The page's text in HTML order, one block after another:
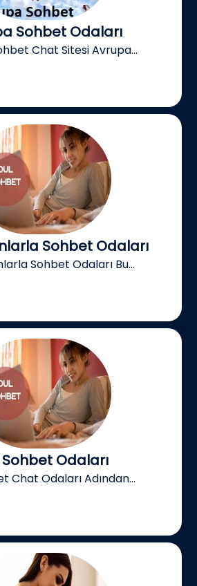
Sohbet Odaları
Chat Sitesi Avrupa...
Sohbet Odaları
Sohbet Odaları Bu...
Sohbet Odaları
Chat Odaları Adından...